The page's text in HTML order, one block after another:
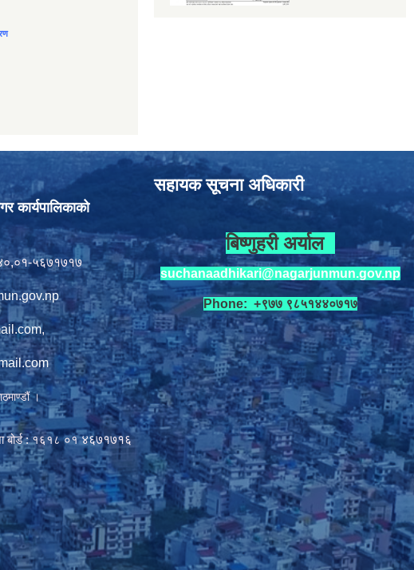
कार्यपालिकाको
५६७१७१७
,
।
: १६१८ ०१४६७१७१६
सहायक सूचना अधिकारी
बिष्णुहरी अर्याल
suchanaadhikari@nagarjunmun.gov.np
Phone: +९७७ ९८५१४४०७१७